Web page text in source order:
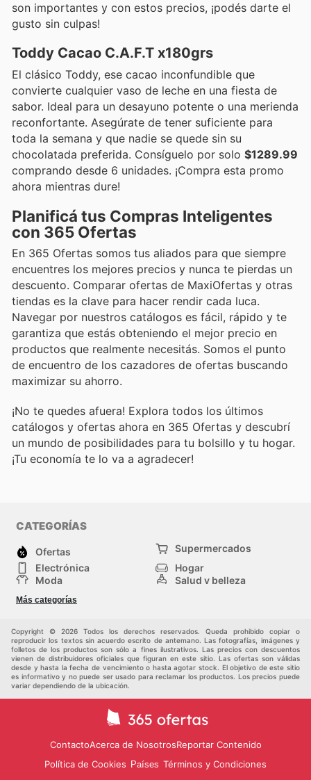
son importantes y con estos precios, ¡podés darte el
gusto sin culpas!
Toddy Cacao C.A.F.T x180grs
El clásico Toddy, ese cacao inconfundible que
convierte cualquier vaso de leche en una fiesta de
sabor. Ideal para un desayuno potente o una merienda
reconfortante. Asegúrate de tener suficiente para
toda la semana y que nadie se quede sin su
chocolatada preferida. Consíguelo por solo $1289.99
comprando desde 6 unidades. ¡Compra esta promo
ahora mientras dure!
Planificá tus Compras Inteligentes
con 365 Ofertas
En 365 Ofertas somos tus aliados para que siempre
encuentres los mejores precios y nunca te pierdas un
descuento. Comparar ofertas de MaxiOfertas y otras
tiendas es la clave para hacer rendir cada luca.
Navegar por nuestros catálogos es fácil, rápido y te
garantiza que estás obteniendo el mejor precio en
productos que realmente necesitás. Somos el punto
de encuentro de los cazadores de ofertas buscando
maximizar su ahorro.
¡No te quedes afuera! Explora todos los últimos
catálogos y ofertas ahora en 365 Ofertas y descubrí
un mundo de posibilidades para tu bolsillo y tu hogar.
¡Tu economía te lo va a agradecer!
CATEGORÍAS
Ofertas
Supermercados
Electrónica
Hogar
Moda
Salud y belleza
Deportes
Más categorías
Copyright © 2026 Todos los derechos reservados. Queda prohibido copiar o
reproducir los textos sin acuerdo escrito de antemano. Las fotografías, imágenes y
folletos de los productos son sólo a fines ilustrativos. Las precios con descuentos
vienen de distribuidores oficiales que figuran en este sitio. Las ofertas son válidas
desde y hasta la fecha de vencimiento o hasta agotar stock. El objetivo de este sitio
es informativo y no puede ser usado para reclamar los productos. Los precios puede
variar dependiendo de la ubicación.
ContactoAcerca de NosotrosReportar Contenido
Política de Cookies Países Términos y Condiciones